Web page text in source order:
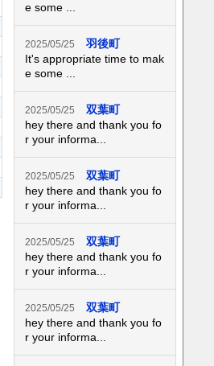
e some ...
2025/05/25
羽後町
It's appropriate time to mak
e some ...
2025/05/25
双葉町
hey there and thank you fo
r your informa...
2025/05/25
双葉町
hey there and thank you fo
r your informa...
2025/05/25
双葉町
hey there and thank you fo
r your informa...
2025/05/25
双葉町
hey there and thank you fo
r your informa...